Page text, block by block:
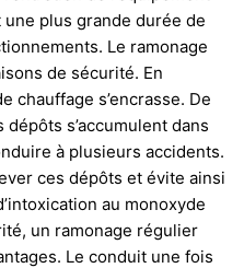
plus grande durée de
Le ramonage
de sécurité. En
chauffage s’encrasse. De
s’accumulent dans
à plusieurs accidents.
ces dépôts et évite ainsi
au monoxyde
un ramonage régulier
Le conduit une fois